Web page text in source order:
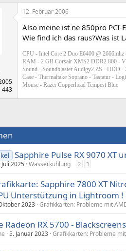
443
12. Februar 2006
Also meine ist ne 850pro PCI-
Wie find ich das raus?Was ist
CPU - Intel Core 2 Duo E6400 @
RAM - 2 GB Corsair XMS2 DDR2 800 -
Sound - Soundblaster Audigy2 ZS - HDD -
Case - Thermaltake Soprano - Tastatur -
Mouse - Razer Copperhead Tempest Blue
Sapphire Pulse RX 9070 XT
2025 Wasserkühlung 2 3
Sapphire 7800 XT
Unterstützung in Lightroom !
2023 Grafikkarten: Probleme mit
Radeon RX 5700 -
5. Januar 2023 Grafikkarten: Probleme